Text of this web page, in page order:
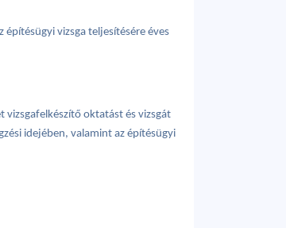
vizsga teljesítésére éves
vizsgafelkészítő oktatástés vizsgát
idejében, valamint az építésügyi